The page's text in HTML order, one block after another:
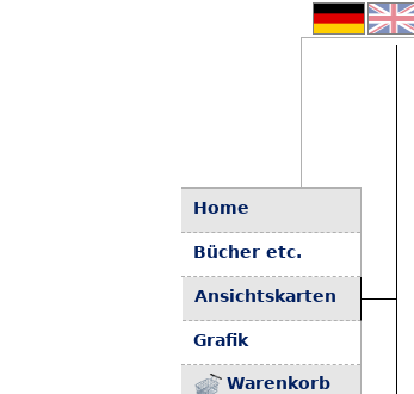
Home
Bücher etc.
Ansichtskarten
Grafik
Warenkorb